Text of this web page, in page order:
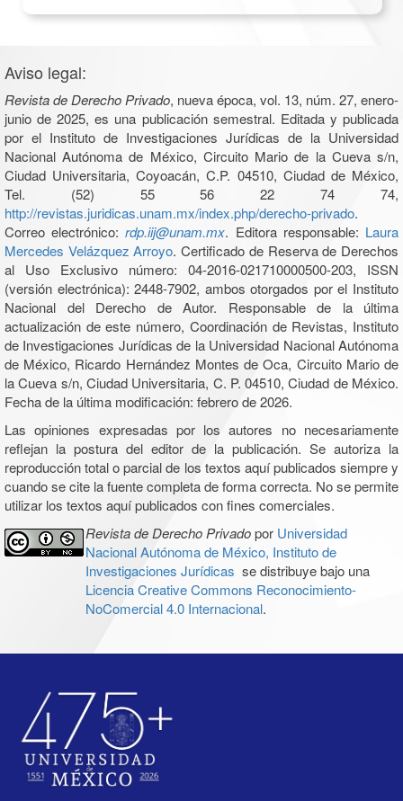
Aviso legal:
Revista de Derecho Privado, nueva época, vol. 13, núm. 27, enero-
junio de 2025, es una publicación semestral. Editada y publicada
por el Instituto de Investigaciones Jurídicas de la Universidad
Nacional Autónoma de México, Circuito Mario de la Cueva s/n,
Ciudad Universitaria, Coyoacán, C.P. 04510, Ciudad de México,
Tel. (52) 55 56 22 74 74,
http://revistas.juridicas.unam.mx/index.php/derecho-privado.
Correo electrónico: rdp.iij@unam.mx. Editora responsable: Laura
Mercedes Velázquez Arroyo. Certificado de Reserva de Derechos
al Uso Exclusivo número: 04-2016-021710000500-203, ISSN
(versión electrónica): 2448-7902, ambos otorgados por el Instituto
Nacional del Derecho de Autor. Responsable de la última
actualización de este número, Coordinación de Revistas, Instituto
de Investigaciones Jurídicas de la Universidad Nacional Autónoma
de México, Ricardo Hernández Montes de Oca, Circuito Mario de
la Cueva s/n, Ciudad Universitaria, C. P. 04510, Ciudad de México.
Fecha de la última modificación: febrero de 2026.
Las opiniones expresadas por los autores no necesariamente
reflejan la postura del editor de la publicación. Se autoriza la
reproducción total o parcial de los textos aquí publicados siempre y
cuando se cite la fuente completa de forma correcta. No se permite
utilizar los textos aquí publicados con fines comerciales.
Revista de Derecho Privadopor Universidad
Nacional Autónoma de México, Instituto de
Investigaciones Jurídicas se distribuye bajo una
Licencia Creative Commons Reconocimiento-
NoComercial 4.0 Internacional.